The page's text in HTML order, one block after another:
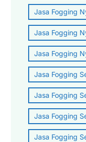
Jasa Fogging
Jasa Fogging
Jasa Fogging
Jasa Fogging
Jasa Fogging
Jasa Fogging
Jasa Fogging